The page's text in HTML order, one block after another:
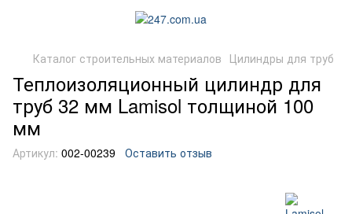
Каталог строительных материалов Цилиндры для труб
Теплоизоляционный цилиндр для
труб 32 мм Lamisol толщиной 100
мм
Артикул: 002-00239 Оставить отзыв